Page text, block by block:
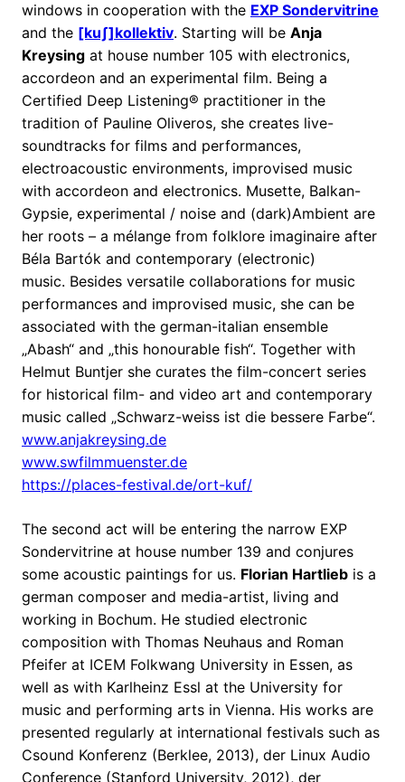
windows in cooperation with the EXP Sondervitrine
and the [kuʃ]kollektiv. Starting will be Anja
Kreysing at house number 105 with electronics,
accordeon and an experimental film. Being a
Certified Deep Listening® practitioner in the
tradition of Pauline Oliveros, she creates live-
soundtracks for films and performances,
electroacoustic environments, improvised music
with accordeon and electronics. Musette, Balkan-
Gypsie, experimental / noise and (dark)Ambient are
her roots – a mélange from folklore imaginaire after
Béla Bartók and contemporary (electronic)
music. Besides versatile collaborations for music
performances and improvised music, she can be
associated with the german-italian ensemble
„Abash“ and „this honourable fish“. Together with
Helmut Buntjer she curates the film-concert series
for historical film- and video art and contemporary
music called „Schwarz-weiss ist die bessere Farbe“.
www.anjakreysing.de
www.swfilmmuenster.de
https://places-festival.de/ort-kuf/
The second act will be entering the narrow EXP
Sondervitrine at house number 139 and conjures
some acoustic paintings for us. Florian Hartlieb is a
german composer and media-artist, living and
working in Bochum. He studied electronic
composition with Thomas Neuhaus and Roman
Pfeifer at ICEM Folkwang University in Essen, as
well as with Karlheinz Essl at the University for
music and performing arts in Vienna. His works are
presented regularly at international festivals such as
Csound Konferenz (Berklee, 2013), der Linux Audio
Conference (Stanford University, 2012), der